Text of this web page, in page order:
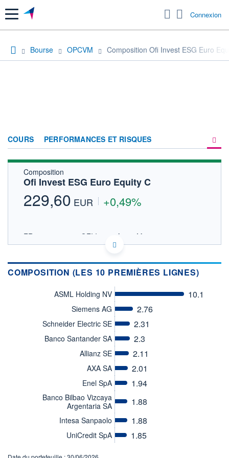
Menu Connexion
Bourse OPCVM Composition Ofi Invest ESG Euro
COURS PERFORMANCES ET RISQUES
FORUM
Composition
Ofi Invest ESG Euro Equity C
229,60 EUR +0,49%
FR0000971160 - OFI Invest Asset Management
OPCVM DERNIER COURS CONNU AU 06/08/2026
05/12 08/04
220
TARIFS PRIVILÉGIÉS 0%
ÉLIGIBILITÉ
BOURSOVIE LUX
CTO BUSINESS
COMPOSITION (LES 10 PREMIÈRES LIGNES)
ASML Holding NV 10.1
Siemens AG 2.76
Schneider Electric SE 2.31
Banco Santander SA 2.3
Allianz SE 2.11
AXA SA 2.01
Enel SpA 1.94
Banco Bilbao Vizcaya
Argentaria SA
1.88
Intesa Sanpaolo 1.88
UniCredit SpA 1.85